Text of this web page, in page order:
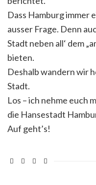
Dass Hamburg immer
ausser Frage. Denn
Stadt neben all‘ dem
bieten.
Deshalb wandern wir
Stadt.
Los – ich nehme euch
die Hansestadt
Auf geht’s!